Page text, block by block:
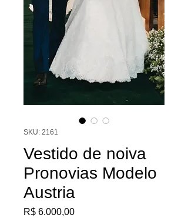
SKU: 2161
Vestido de noiva
Pronovias Modelo
Austria
R$ 6.000,00Preço